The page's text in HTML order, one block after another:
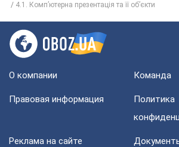
4.1. Комп’ютерна презентація та її об’єкти
О компании Команда
Правовая информация
Политика
Реклама на сайте